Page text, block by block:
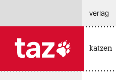
verlag
katzen